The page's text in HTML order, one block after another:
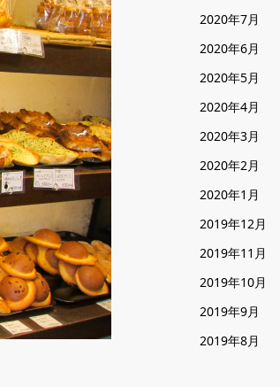
2020年7月
2020年6月
2020年5月
2020年4月
2020年3月
2020年2月
2020年1月
2019年12月
2019年11月
2019年10月
2019年9月
2019年8月